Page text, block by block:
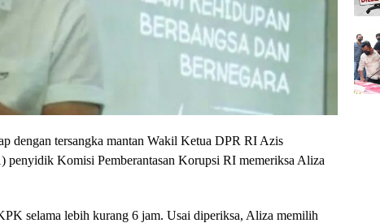
dengan tersangka mantan Wakil Ketua DPR RI Azis
penyidik Komisi Pemberantasan Korupsi RI memeriksa Aliza
selama lebih kurang 6 jam. Usai diperiksa, Aliza memilih